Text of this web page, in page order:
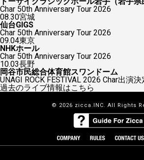
Char 50th Anniversary Tour 2026
08.30宮城
仙台GIGS
Char 50th Anniversary Tour 2026
09.04東京
NHKホール
Char 50th Anniversary Tour 2026
10.03長野
岡谷市民総合体育館スワンドーム
UNAGI ROCK FESTIVAL 2026 Char出演決
過去のライブ情報はこちら
© 2026 zicca.INC. All Rights